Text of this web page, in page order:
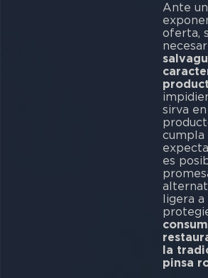
Ante
oferta,
sirva
cumpla
es
ligera a
la
pinsa